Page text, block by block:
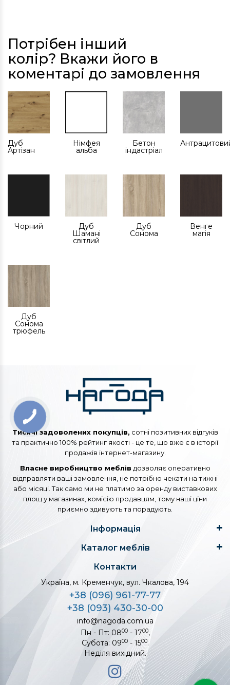
Потрібен інший
колір? Вкажи його в
коментарі до замовлення
Дуб
Артізан
Німфея
альба
Бетон
індастріал
Чорний Дуб
Шамані
світлий
Дуб
Сонома
Венге
магія
Дуб
Сонома
трюфель
Тисячі задоволених покупців, сотні позитивних відгуків
та практично 100% рейтинг якості - це те, що вже є в історії
продажів інтернет-магазину.
Власне виробництво меблів дозволяє оперативно
відправляти ваші замовлення, не потрібно чекати на тижні
або місяці. Так само ми не платимо за оренду виставкових
площ у магазинах, комісію продавцям, тому наші ціни
приємно здивують та порадують.
Інформація
Каталог меблів
Контакти
Україна, м. Кременчук, вул. Чкалова, 194
+38 (096) 961-77-77
+38 (093) 430-30-00
info@nagoda.com.ua
Пн - Пт: 0800- 1700,
Субота: 0900- 1500.
Неділя вихідний.